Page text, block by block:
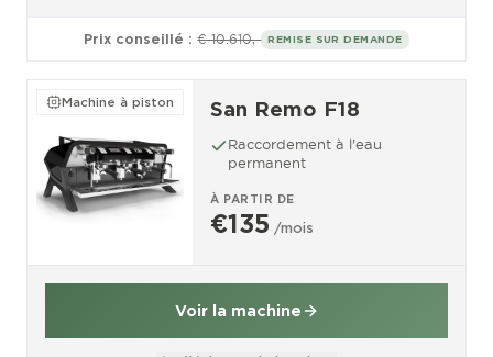
Prix conseillé : € 10.610,- REMISE SUR DEMANDE
Machine à piston San Remo F18
Raccordement à l'eau
permanent
À PARTIR DE
€135 /mois
Voir la machine